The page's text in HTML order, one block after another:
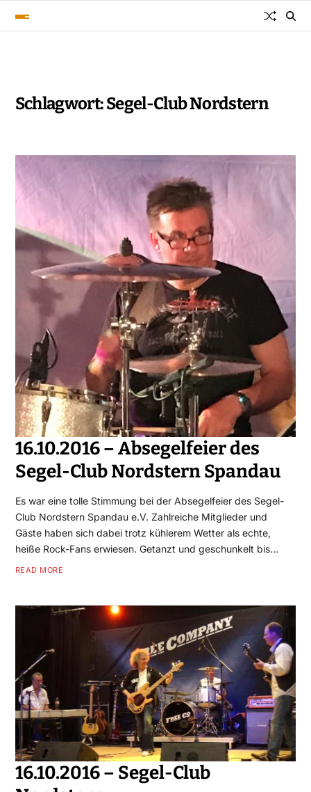
Schlagwort:Segel-Club Nordstern
16.10.2016 – Absegelfeier des
Segel-Club Nordstern Spandau
Es war eine tolle Stimmung bei der Absegelfeier des Segel-
Club Nordstern Spandau e.V. Zahlreiche Mitglieder und
Gäste haben sich dabei trotz kühlerem Wetter als echte,
heiße Rock-Fans erwiesen. Getanzt und geschunkelt bis…
READ MORE
16.10.2016 – Segel-Club